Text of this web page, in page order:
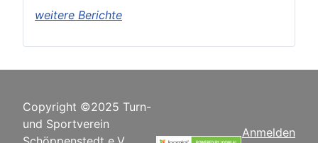
weitere Berichte
Copyright ©2025 Turn-
und Sportverein
Anmelden